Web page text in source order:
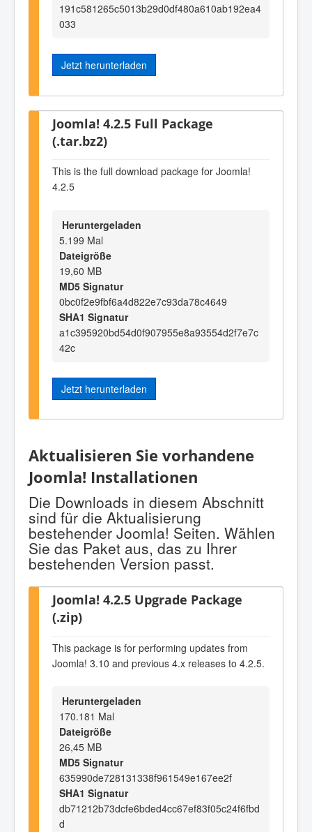
191c581265c5013b29d0df480a610ab192ea4
033
Jetzt herunterladen
Joomla! 4.2.5 Full Package
(.tar.bz2)
This is the full download package for Joomla!
4.2.5
Heruntergeladen
5.199 Mal
Dateigröße
19,60 MB
MD5 Signatur
0bc0f2e9fbf6a4d822e7c93da78c4649
SHA1 Signatur
a1c395920bd54d0f907955e8a93554d2f7e7c
42c
Jetzt herunterladen
Aktualisieren Sie vorhandene
Joomla! Installationen
Die Downloads in diesem Abschnitt
sind für die Aktualisierung
bestehender Joomla! Seiten. Wählen
Sie das Paket aus, das zu Ihrer
bestehenden Version passt.
Joomla! 4.2.5 Upgrade Package
(.zip)
This package is for performing updates from
Joomla! 3.10 and previous 4.x releases to 4.2.5.
Heruntergeladen
170.181 Mal
Dateigröße
26,45 MB
MD5 Signatur
635990de728131338f961549e167ee2f
SHA1 Signatur
db71212b73dcfe6bded4cc67ef83f05c24f6fbd
d